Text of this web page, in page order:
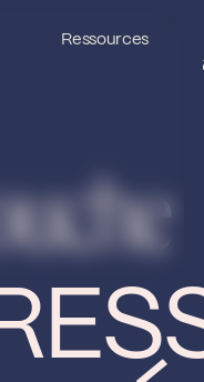
Ressources
Ressources